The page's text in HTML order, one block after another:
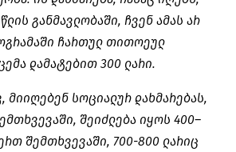
განმავლობაში, ჩვენ ამას არ
ჩართულ თითოეულ
დამატებით 300 ლარი.
მიიღებენ სოციალურ დახმარებას,
შეიძლება იყოს 400–
შემთხვევაში, 700-800 ლარიც